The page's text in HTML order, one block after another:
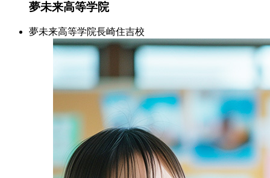
夢未来高等学院
夢未来高等学院長崎住吉校